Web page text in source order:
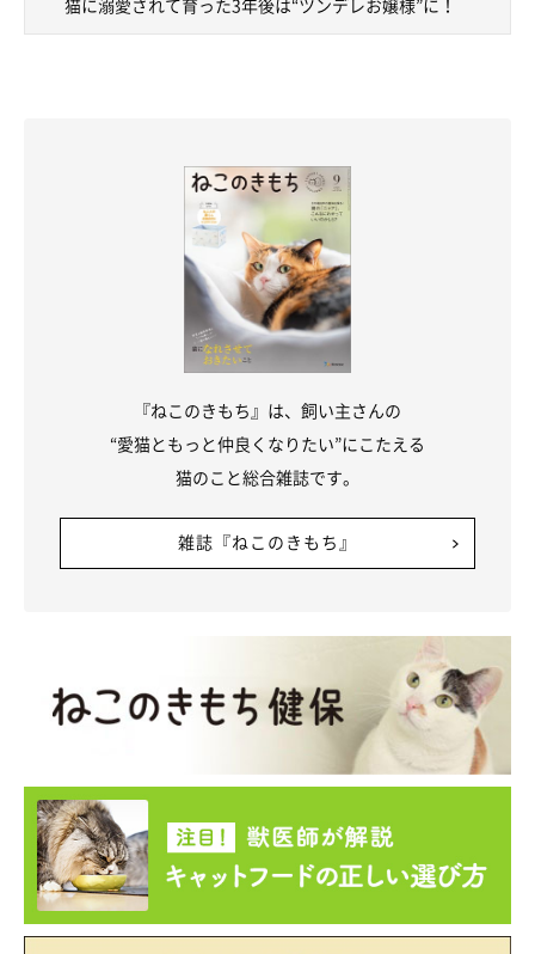
じだったのだとか。
成長したワサビちゃん。
に。最近のワ
サビちゃんの様子を見ていて、飼い主さんはこんなことを思うそ
うです。
飼い主さん：
「すっかり“ツンデレの極み”のようなワサビですが、
への愛情はちゃんとある
みたいで、必ず私たちの近くにいます。
でも、触れる距離ではないのが彼女らしいなと。ゴハンを催促す
猫に溺愛されて育った3年後は“ツンデレお嬢様”に！
『ねこのきもち』は、飼い主さんの
“愛猫ともっと仲良くなりたい”にこたえる
猫のこと総合雑誌です。
雑誌『ねこのきもち』